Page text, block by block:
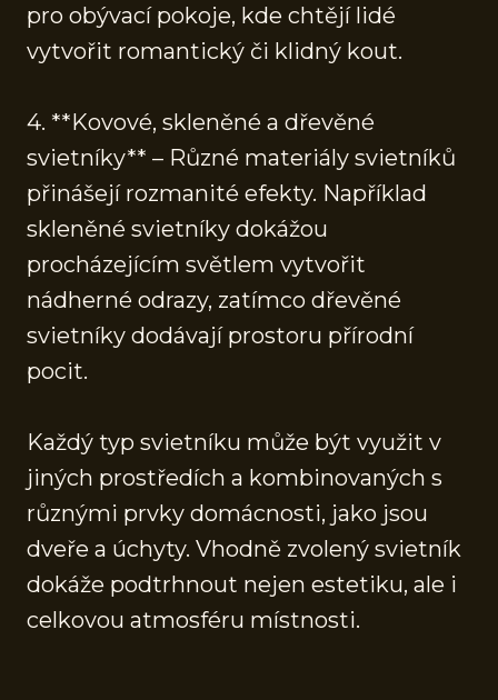
pro obývací pokoje, kde chtějí lidé
vytvořit romantický či klidný kout.
4. **Kovové, skleněné a dřevěné
svietníky** – Různé materiály svietníků
přinášejí rozmanité efekty. Například
skleněné svietníky dokážou
procházejícím světlem vytvořit
nádherné odrazy, zatímco dřevěné
svietníky dodávají prostoru přírodní
pocit.
Každý typ svietníku může být využit v
jiných prostředích a kombinovaných s
různými prvky domácnosti, jako jsou
dveře a úchyty. Vhodně zvolený svietník
dokáže podtrhnout nejen estetiku, ale i
celkovou atmosféru místnosti.